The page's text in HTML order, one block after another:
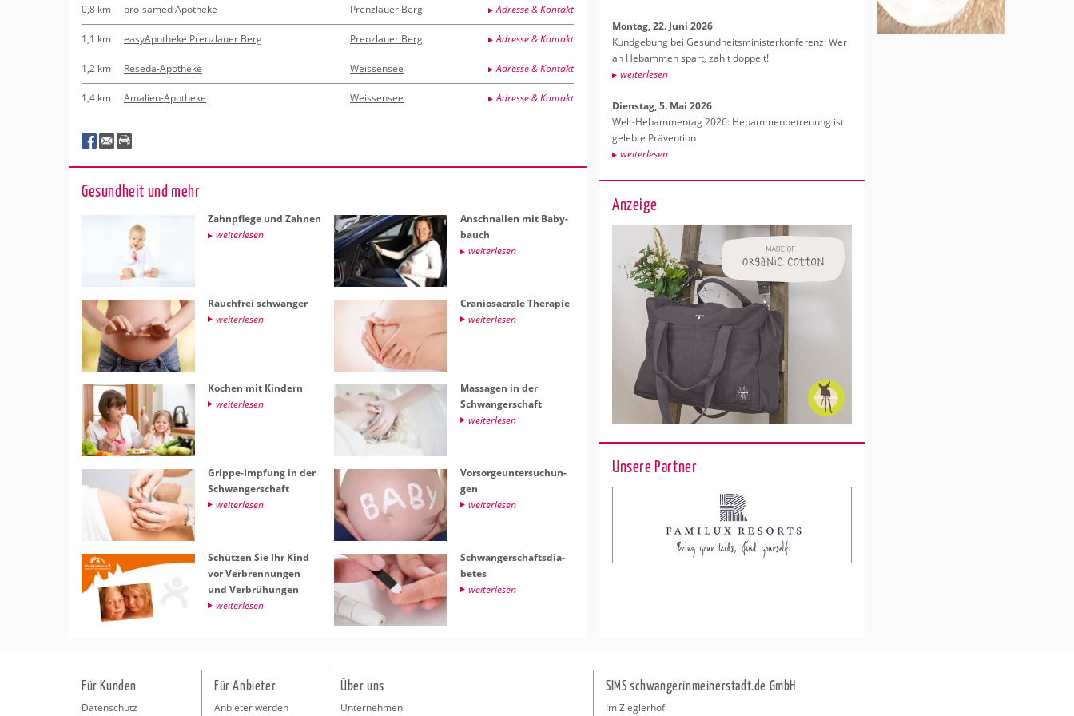
0,8 km pro-samed Apotheke Prenzlauer Berg Adresse & Kontakt
1,1 km easyApotheke Prenzlauer Berg Prenzlauer Berg Adresse & Kontakt
1,2 km Reseda-Apotheke Weissensee Adresse & Kontakt
1,4 km Amalien-Apotheke Weissensee Adresse & Kontakt
Ge­sund­heit und mehr
Zahn­pfle­ge und Zah­nen
wei­ter­le­sen
An­schnal­len mit Ba­by­
bauch
wei­ter­le­sen
Rauch­frei schwan­ger
wei­ter­le­sen
Cra­nio­sa­cra­le The­ra­pie
wei­ter­le­sen
Ko­chen mit Kin­dern
wei­ter­le­sen
Mas­sa­gen in der
Schwan­ger­schaft
wei­ter­le­sen
Grip­pe-Imp­fung in der
Schwan­ger­schaft
wei­ter­le­sen
Vor­sor­ge­un­ter­su­chun­
gen
wei­ter­le­sen
Schüt­zen Sie Ihr Kind
vor Ver­bren­nun­gen
und Ver­brü­hun­gen
wei­ter­le­sen
Schwan­ger­schafts­dia­
be­tes
wei­ter­le­sen
Mon­tag, 22. Juni 2026
Kund­ge­bung bei Ge­sund­heits­mi­nis­ter­kon­fe­renz: Wer
an Heb­am­men spart, zahlt dop­pelt!
wei­ter­le­sen
Diens­tag, 5. Mai 2026
Welt-Heb­am­men­tag 2026: Heb­am­men­be­treu­ung ist
ge­leb­te Prä­ven­ti­on
wei­ter­le­sen
Anzeige
Unsere Partner
Für Kunden
Datenschutz
Für Anbieter
Anbieter werden
Über uns
Unternehmen
SIMS schwangerinmeinerstadt.de GmbH
Im Zieglerhof